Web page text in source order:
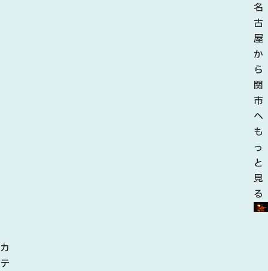
名
古
屋
か
ら
関
市
へ
も
っ
と
見
る
カ
テ